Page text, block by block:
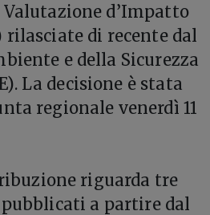
d’Impatto
di recente dal
e della Sicurezza
La decisione è stata
regionale venerdì 11
riguarda tre
a partire dal